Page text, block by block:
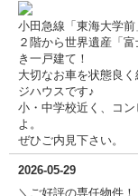
小田急線「東海大学
２階から世界遺産「
き一戸建て！
大切なお車を状態良
ジハウスです♪
小・中学校近く、コ
よ。
ぜひご内見下さい。
2026-05-29
＼ご好評の専任物件！